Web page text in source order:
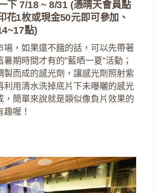
下 7/18 ~ 8/31 (憑晴天會員點
花1枚或現金50元即可參加、
點)
場，如果還不餓的話，可以先帶著
期時間才有的”藍晒一夏”活動；
製而成的感光劑，讓感光劑照射紫
利用清水洗掉底片下未曝曬的感光
，簡單來說就是類似像負片效果的
喔！